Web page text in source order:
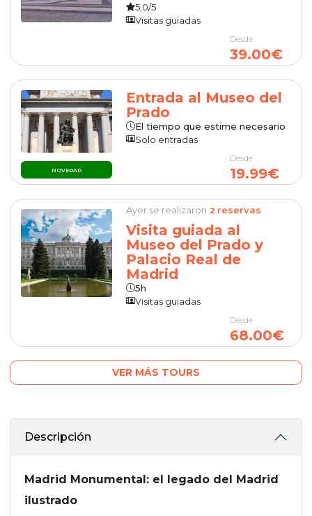
5,0/5
Visitas guiadas
Desde
39.00€
NOVEDAD
Entrada al Museo del
Prado
El tiempo que estime necesario
Solo entradas
Desde
19.99€
Ayer se realizaron 2 reservas
Visita guiada al
Museo del Prado y
Palacio Real de
Madrid
5h
Visitas guiadas
Desde
68.00€
VER MÁS TOURS
Descripción
Madrid Monumental: el legado del Madrid
ilustrado